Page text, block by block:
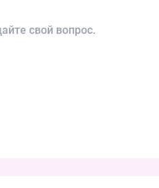
свой вопрос.